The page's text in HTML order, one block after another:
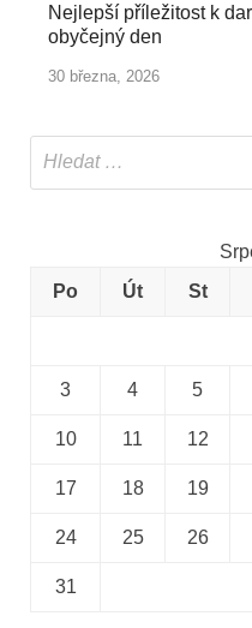
Nejlepší příležitost k
obyčejný den
30 března, 2026
Po
Út St
3 4 5
10 11 12
17 18 19
24 25 26
31